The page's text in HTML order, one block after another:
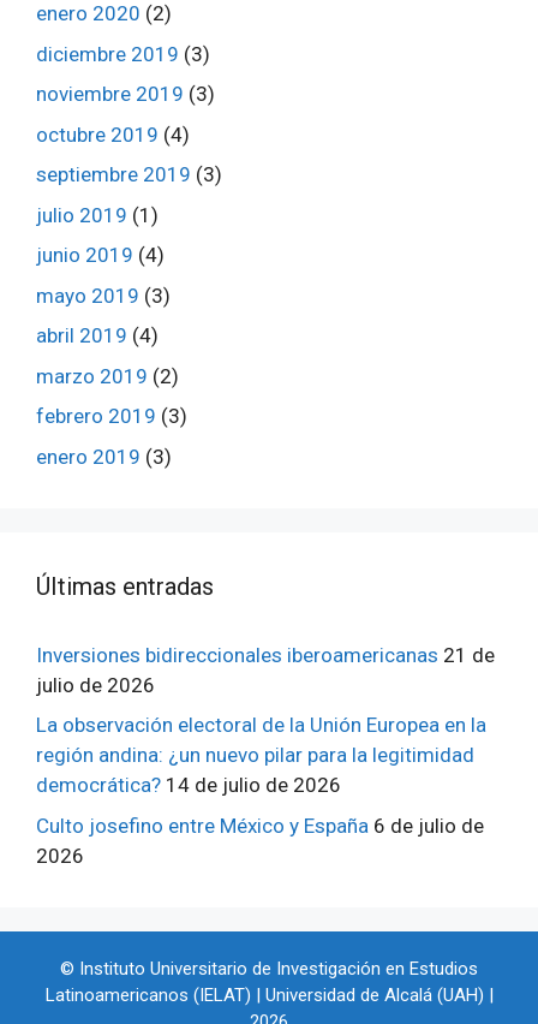
enero 2020 (2)
diciembre 2019 (3)
noviembre 2019 (3)
octubre 2019 (4)
septiembre 2019 (3)
julio 2019 (1)
junio 2019 (4)
mayo 2019 (3)
abril 2019 (4)
marzo 2019 (2)
febrero 2019 (3)
enero 2019 (3)
ÚItimas entradas
Inversiones bidireccionales iberoamericanas 21 de
julio de 2026
La observación electoral de la Unión Europea en la
región andina: ¿un nuevo pilar para la legitimidad
democrática? 14 de julio de 2026
Culto josefino entre México y España 6 de julio de
2026
© Instituto Universitario de Investigación en Estudios
Latinoamericanos (IELAT) | Universidad de Alcalá (UAH) |